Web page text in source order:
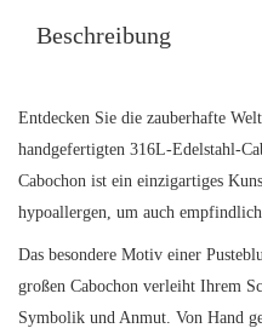
Beschreibung
Entdecken Sie die zauberhafte
handgefertigten 316L-Edelstahl-
Cabochon ist ein einzigartiges
hypoallergen, um auch
Das besondere Motiv einer
großen Cabochon verleiht Ihrem
Symbolik und Anmut. Von Hand